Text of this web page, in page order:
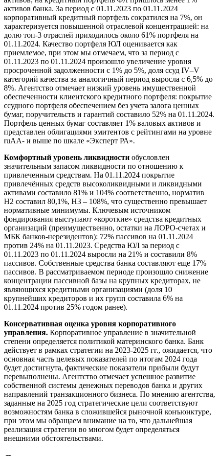
активов банка. За период с 01.11.2023 по 01.11.2024
корпоративный кредитный портфель сократился на 7%, он
характеризуется повышенной отраслевой концентрацией: на
долю топ-3 отраслей приходилось около 61% портфеля на
01.11.2024. Качество портфеля ЮЛ оценивается как
приемлемое, при этом мы отмечаем, что за период с
01.11.2023 по 01.11.2024 произошло увеличение уровня
просроченной задолженности с 1% до 5%, доля ссуд IV–V
категорий качества за аналогичный период выросла с 6,5% до
8%. Агентство отмечает низкий уровень имущественной
обеспеченности клиентского кредитного портфеля: покрытие
ссудного портфеля обеспечением без учета залога ценных
бумаг, поручительств и гарантий составило 52% на 01.11.2024.
Портфель ценных бумаг составляет 1% валовых активов и
представлен облигациями эмитентов с рейтингами на уровне
ruAA- и выше по шкале «Эксперт РА».
Комфортный уровень ликвидности обусловлен
значительным запасом ликвидности по отношению к
привлеченным средствам. На 01.11.2024 покрытие
привлечённых средств высоколиквидными и ликвидными
активами составило 81% и 104% соответственно, норматив
Н2 составил 80,1%, Н3 – 108%, что существенно превышает
нормативные минимумы. Ключевым источником
фондирования выступают «короткие» средства кредитных
организаций (преимущественно, остатки на ЛОРО-счетах и
МБК банков-нерезидентов): 72% пассивов на 01.11.2024
против 24% на 01.11.2023. Средства ЮЛ за период с
01.11.2023 по 01.11.2024 выросли на 21% и составили 8%
пассивов. Собственные средства банка составляют еще 17%
пассивов. В рассматриваемом периоде произошло снижение
концентрации пассивной базы на крупных кредиторах, не
являющихся кредитными организациями (доля 10
крупнейших кредиторов и их групп составила 6% на
01.11.2024 против 25% годом ранее).
Консервативная оценка уровня корпоративного
управления. Корпоративное управление в значительной
степени определяется политикой материнского банка. Банк
действует в рамках стратегии на 2023-2025 гг., ожидается, что
основная часть целевых показателей по итогам 2024 года
будет достигнута, фактические показатели прибыли будут
перевыполнены. Агентство отмечает успешное развитие
собственной системы денежных переводов банка и других
направлений транзакционного бизнеса. По мнению агентства,
заданные на 2025 год стратегические цели соответствуют
возможностям банка в сложившейся рыночной конъюнктуре,
при этом мы обращаем внимание на то, что дальнейшая
реализация стратегии во многом будет определяться
внешними обстоятельствами.